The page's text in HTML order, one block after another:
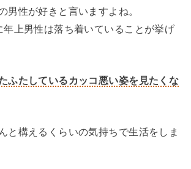
男性が好きと言いますよね。
年上男性は落ち着いていることが挙げ
ふたしているカッコ悪い姿を見たくな
と構えるくらいの気持ちで生活をしま